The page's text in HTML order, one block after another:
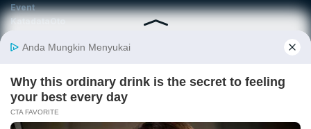
Event
KatadataOto
Email
Daftar